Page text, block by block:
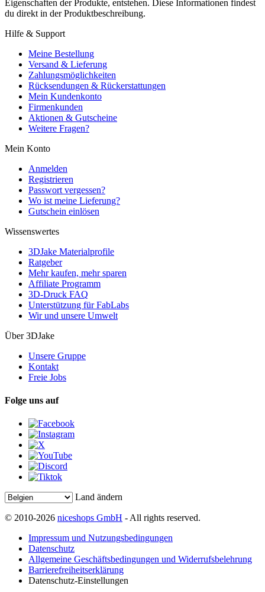
Eigenschaften der Produkte, entstehen. Diese Informationen findest
du direkt in der Produktbeschreibung.
Hilfe & Support
Meine Bestellung
Versand & Lieferung
Zahlungsmöglichkeiten
Rücksendungen & Rückerstattungen
Mein Kundenkonto
Firmenkunden
Aktionen & Gutscheine
Weitere Fragen?
Mein Konto
Anmelden
Registrieren
Passwort vergessen?
Wo ist meine Lieferung?
Gutschein einlösen
Wissenswertes
3DJake Materialprofile
Ratgeber
Mehr kaufen, mehr sparen
Affiliate Programm
3D-Druck FAQ
Unterstützung für FabLabs
Wir und unsere Umwelt
Über 3DJake
Unsere Gruppe
Kontakt
Freie Jobs
Folge uns auf
Land ändern
© 2010-2026 niceshops GmbH - All rights reserved.
Impressum und Nutzungsbedingungen
Datenschutz
Allgemeine Geschäftsbedingungen und Widerrufsbelehrung
Barrierefreiheitserklärung
Datenschutz-Einstellungen